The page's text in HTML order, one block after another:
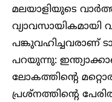
മലയാളിയുടെ
വ്യാവസായികമായി
പങ്കുവഹിച്ചവരാണ്
പറയുന്നു:
ലോകത്തിന്റെ
പ്രശ്‌നത്തിന്റെ